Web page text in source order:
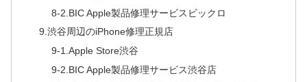
8-2.BIC Apple製品修理サービスビックロ
9.渋谷周辺のiPhone修理正規店
9-1.Apple Store渋谷
9-2.BIC Apple製品修理サービス渋谷店